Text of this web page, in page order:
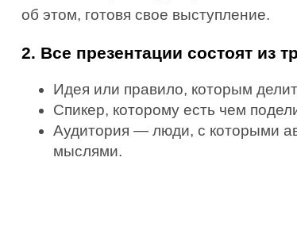
об этом, готовя свое выступление.
2. Все презентации состоят из
Идея или правило, которым
Спикер, которому есть чем
Аудитория — люди, с которыми
мыслями.